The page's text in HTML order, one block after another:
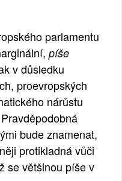
parlamentu
píše
v důsledku
proevropských
nárůstu
bude znamenat,
protikladná vůči
se většinou píše v